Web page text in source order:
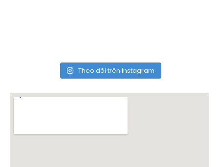
Theo dõi trên Instagram